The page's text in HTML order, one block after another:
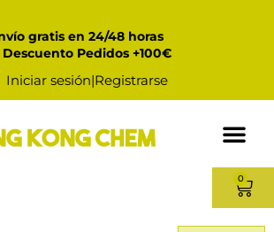
gratis en 24/48 horas
Descuento Pedidos +100€
Iniciar sesión|Registrarse
0